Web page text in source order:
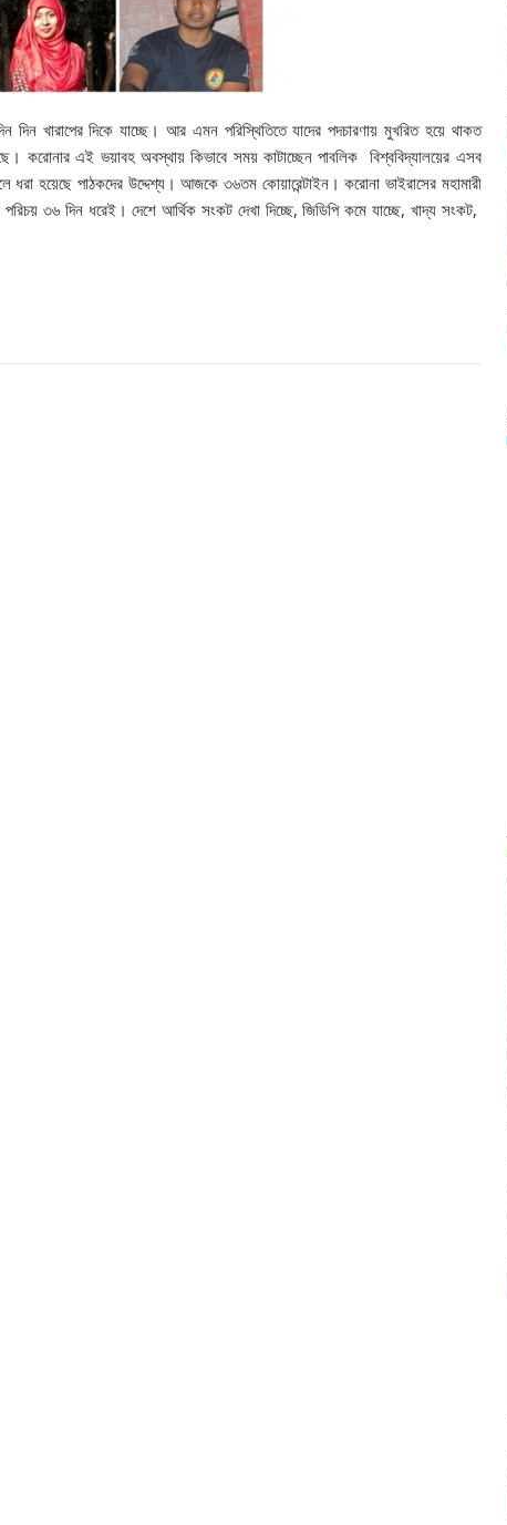
দিন খারাপের দিকে যাচ্ছে। আর এমন পরিস্থিতিতে যাদের পদচারণায় মুখরিত হয়ে থাকত
করোনার এই ভয়াবহ অবস্থায় কিভাবে সময় কাটাচ্ছেন পাবলিক বিশ্ববিদ্যালয়ের এসব
ধরা হয়েছে পাঠকদের উদ্দেশ্য। আজকে ৩৬তম কোয়ারেন্টাইন। করোনা ভাইরাসের মহামারী
৩৬ দিন ধরেই। দেশে আর্থিক সংকট দেখা দিচ্ছে, জিডিপি কমে যাচ্ছে, খাদ্য সংকট,